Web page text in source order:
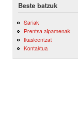
Beste batzuk
Sariak
Prentsa aipamenak
Ikasleentzat
Kontaktua